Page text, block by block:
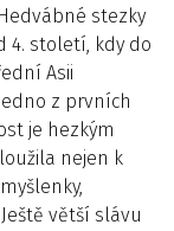
stezky
4. století, kdy do
Asii
z prvních
je hezkým
nejen k
větší slávu